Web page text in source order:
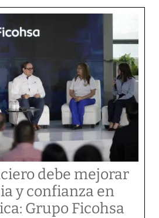
debe mejorar
y confianza en
Grupo Ficohsa